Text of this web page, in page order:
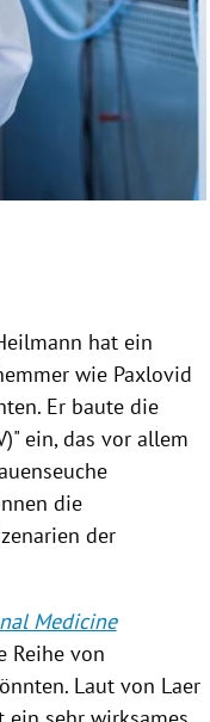
hat ein
wie Paxlovid
Er baute die
ein, das vor allem
die
der
Medicine
Reihe von
Laut von Laer